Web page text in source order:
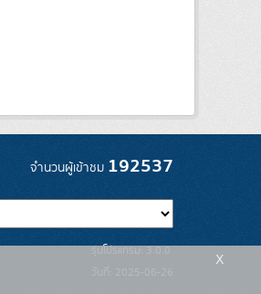
จำนวนผู้เข้าชม 192537
รุ่นโปรแกรม: 3.0.0
วันที่: 2025-06-26
x